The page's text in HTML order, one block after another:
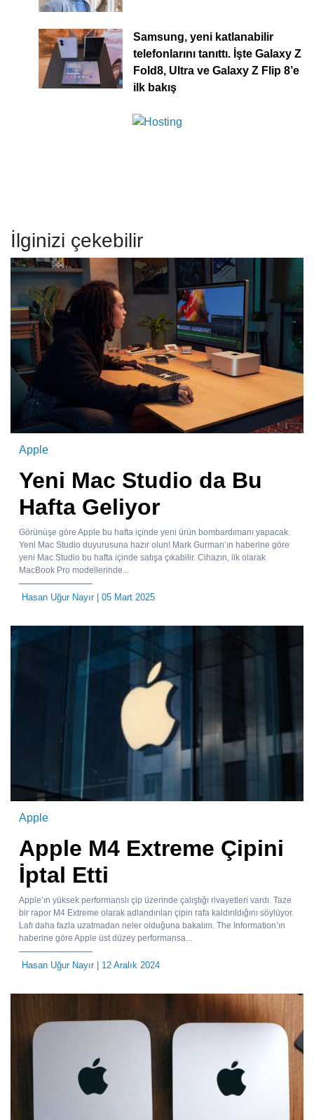
Samsung, yeni katlanabilir
telefonlarını tanıttı. İşte Galaxy Z
Fold8, Ultra ve Galaxy Z Flip 8’e
ilk bakış
İlginizi çekebilir
Apple
Yeni Mac Studio da Bu
Hafta Geliyor
Görünüşe göre Apple bu hafta içinde yeni ürün bombardımanı yapacak.
Yeni Mac Studio duyurusuna hazır olun! Mark Gurman’ın haberine göre
yeni Mac Studio bu hafta içinde satışa çıkabilir. Cihazın, ilk olarak
MacBook Pro modellerinde...
Hasan Uğur Nayır| 05 Mart 2025
Apple
Apple M4 Extreme Çipini
İptal Etti
Apple’ın yüksek performanslı çip üzerinde çalıştığı rivayetleri vardı. Taze
bir rapor M4 Extreme olarak adlandırılan çipin rafa kaldırıldığını söylüyor.
Lafı daha fazla uzatmadan neler olduğuna bakalım. The Information’ın
haberine göre Apple üst düzey performansa...
Hasan Uğur Nayır| 12 Aralık 2024